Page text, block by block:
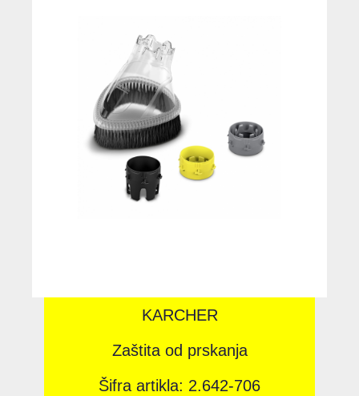
KARCHER
Zaštita od prskanja
Šifra artikla: 2.642-706